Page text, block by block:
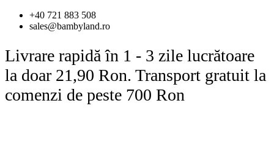
+40 721 883 508
sales@bambyland.ro
Livrare rapidă în 1 - 3 zile lucrătoare
la doar 21,90 Ron. Transport gratuit la
comenzi de peste 700 Ron